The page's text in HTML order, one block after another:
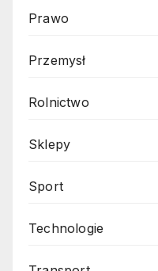
Prawo
Przemysł
Rolnictwo
Sklepy
Sport
Technologie